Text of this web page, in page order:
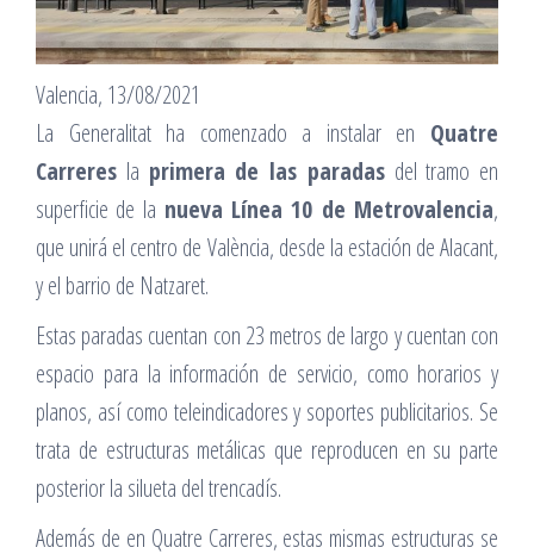
Valencia, 13/08/2021
La Generalitat ha comenzado a instalar en Quatre
Carreres la primera de las paradasdel tramo en
superficie de la nueva Línea 10 de Metrovalencia,
que unirá el centro de València, desde la estación de Alacant,
y el barrio de Natzaret.
Estas paradas cuentan con 23 metros de largo y cuentan con
espacio para la información de servicio, como horarios y
planos, así como teleindicadores y soportes publicitarios. Se
trata de estructuras metálicas que reproducen en su parte
posterior la silueta del trencadís.
Además de en Quatre Carreres, estas mismas estructuras se